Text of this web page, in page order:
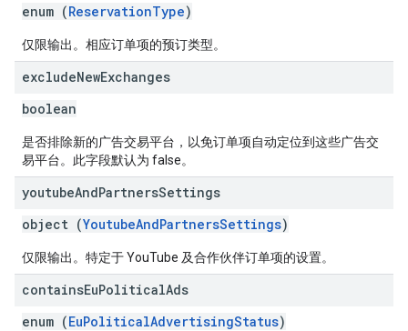
enum (ReservationType)
仅限输出。相应订单项的预订类型。
excludeNewExchanges
boolean
是否排除新的广告交易平台，以免订单项自动定位到这些广告交
易平台。此字段默认为 false。
youtubeAndPartnersSettings
object (YoutubeAndPartnersSettings)
仅限输出。特定于 YouTube 及合作伙伴订单项的设置。
containsEuPoliticalAds
enum (EuPoliticalAdvertisingStatus)